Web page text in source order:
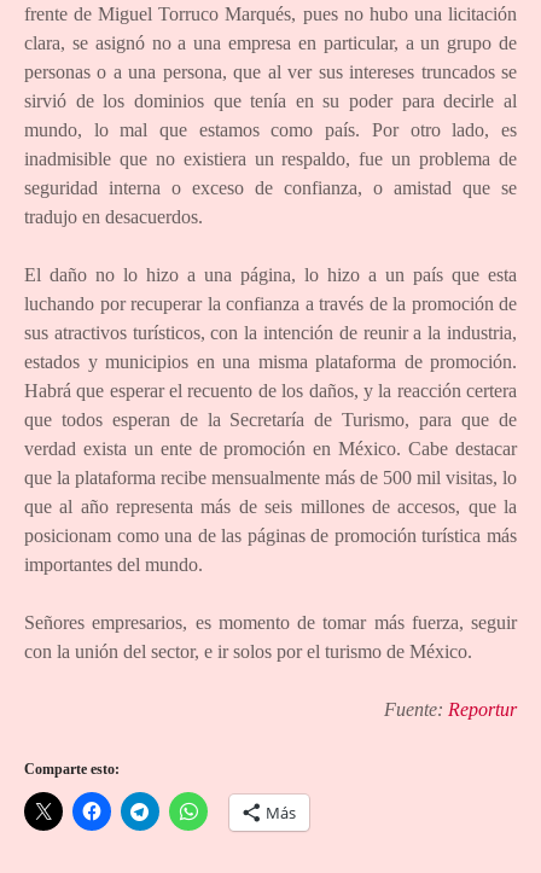
frente de Miguel Torruco Marqués, pues no hubo una licitación
clara, se asignó no a una empresa en particular, a un grupo de
personas o a una persona, que al ver sus intereses truncados se
sirvió de los dominios que tenía en su poder para decirle al
mundo, lo mal que estamos como país. Por otro lado, es
inadmisible que no existiera un respaldo, fue un problema de
seguridad interna o exceso de confianza, o amistad que se
tradujo en desacuerdos.
El daño no lo hizo a una página, lo hizo a un país que esta
luchando por recuperar la confianza a través de la promoción de
sus atractivos turísticos, con la intención de reunir a la industria,
estados y municipios en una misma plataforma de promoción.
Habrá que esperar el recuento de los daños, y la reacción certera
que todos esperan de la Secretaría de Turismo, para que de
verdad exista un ente de promoción en México. Cabe destacar
que la plataforma recibe mensualmente más de 500 mil visitas, lo
que al año representa más de seis millones de accesos, que la
posicionam como una de las páginas de promoción turística más
importantes del mundo.
Señores empresarios, es momento de tomar más fuerza, seguir
con la unión del sector, e ir solos por el turismo de México.
Fuente: Reportur
Comparte esto:
Más